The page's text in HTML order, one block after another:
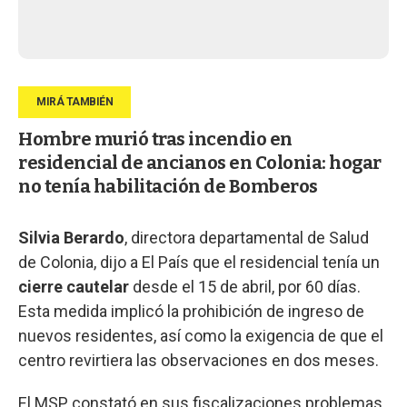
Hombre murió tras incendio en
residencial de ancianos en Colonia: hogar
no tenía habilitación de Bomberos
Silvia Berardo, directora departamental de Salud
de Colonia, dijo a El País que el residencial tenía un
cierre cautelar desde el 15 de abril, por 60 días.
Esta medida implicó la prohibición de ingreso de
nuevos residentes, así como la exigencia de que el
centro revirtiera las observaciones en dos meses.
El MSP constató en sus fiscalizaciones problemas